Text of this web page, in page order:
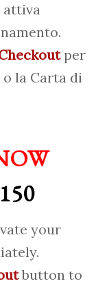
attiva
per
la Carta di
your
button to